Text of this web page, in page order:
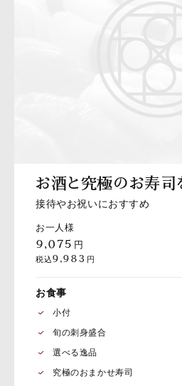
お酒と究極のお寿司
接待やお祝いにおすすめ
お一人様
9,075 円
税込9,983 円
お食事
小付
旬の刺身盛合
選べる逸品
究極のおまかせ寿司